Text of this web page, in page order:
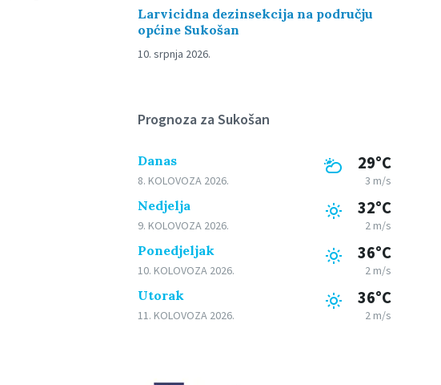
Larvicidna dezinsekcija na području
općine Sukošan
10. srpnja 2026.
Prognoza za Sukošan
Danas
8. KOLOVOZA 2026.
29°C
3 m/s
Nedjelja
9. KOLOVOZA 2026.
32°C
2 m/s
Ponedjeljak
10. KOLOVOZA 2026.
36°C
2 m/s
Utorak
11. KOLOVOZA 2026.
36°C
2 m/s